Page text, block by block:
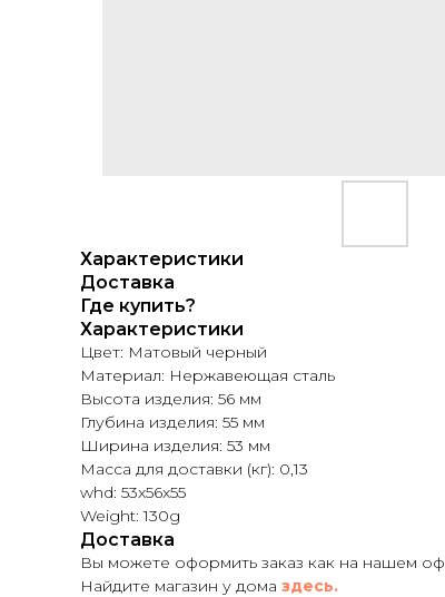
Характеристики
Доставка
Где купить?
Характеристики
Цвет: Матовый черный
Материал: Нержавеющая сталь
Высота изделия: 56 мм
Глубина изделия: 55 мм
Ширина изделия: 53 мм
Масса для доставки (кг): 0,13
whd: 53x56x55
Weight: 130g
Доставка
Вы можете оформить заказ как на нашем
Найдите магазин у дома здесь.